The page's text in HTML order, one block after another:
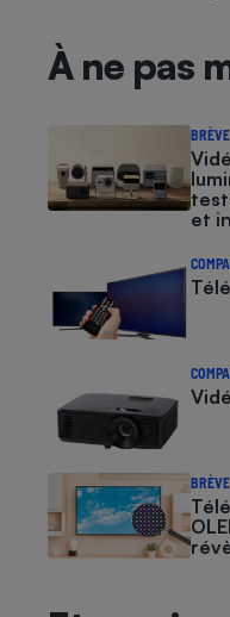
À ne pas
BRÈVE
et
BRÈVE